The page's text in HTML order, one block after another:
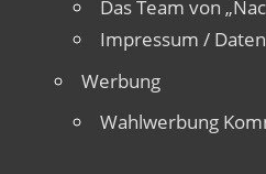
Das Team von
Impressum /
Werbung
Wahlwerbung